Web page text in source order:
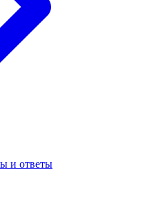
и ответы